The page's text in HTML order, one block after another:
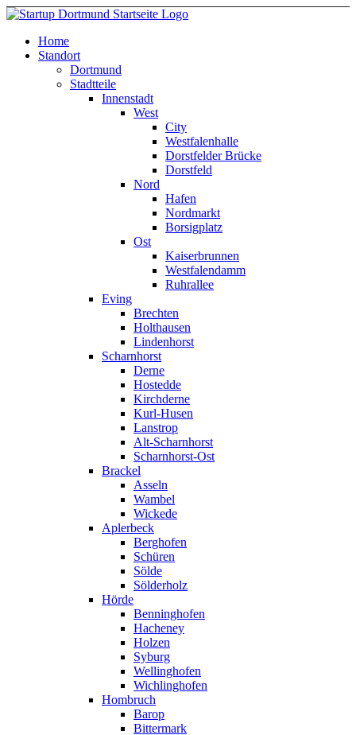
Home
Standort
Dortmund
Stadtteile
Innenstadt
West
City
Westfalenhalle
Dorstfelder Brücke
Dorstfeld
Nord
Hafen
Nordmarkt
Borsigplatz
Ost
Kaiserbrunnen
Westfalendamm
Ruhrallee
Eving
Brechten
Holthausen
Lindenhorst
Scharnhorst
Derne
Hostedde
Kirchderne
Kurl-Husen
Lanstrop
Alt-Scharnhorst
Scharnhorst-Ost
Brackel
Asseln
Wambel
Wickede
Aplerbeck
Berghofen
Schüren
Sölde
Sölderholz
Hörde
Benninghofen
Hacheney
Holzen
Syburg
Wellinghofen
Wichlinghofen
Hombruch
Barop
Bittermark